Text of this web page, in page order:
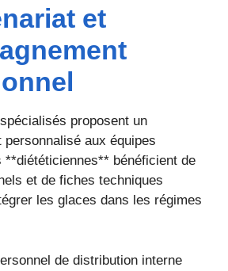
et
proposent un
personnalisé aux équipes
**diététiciennes** bénéficient de
et de fiches techniques
les glaces dans les régimes
de distribution interne